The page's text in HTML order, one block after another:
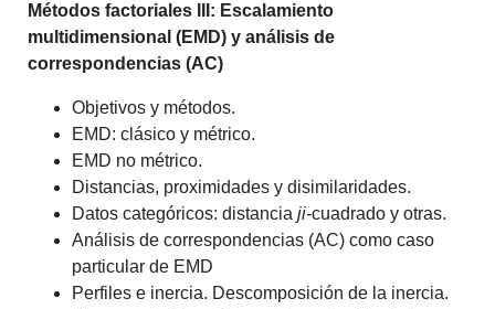
Métodos factoriales III: Escalamiento
multidimensional (EMD) y análisis de
correspondencias (AC)
Objetivos y métodos.
EMD: clásico y métrico.
EMD no métrico.
Distancias, proximidades y disimilaridades.
Datos categóricos: distanciaji-cuadrado y otras.
Análisis de correspondencias (AC) como caso
particular de EMD
Perfiles e inercia. Descomposición de la inercia.